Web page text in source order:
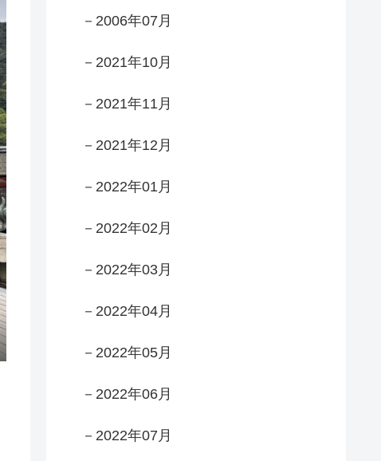
－2006年07月
－2021年10月
－2021年11月
－2021年12月
－2022年01月
－2022年02月
－2022年03月
－2022年04月
－2022年05月
－2022年06月
－2022年07月